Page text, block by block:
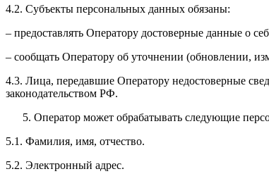
4.2. Субъекты персональных данных обязаны:
– предоставлять Оператору достоверные данные о
– сообщать Оператору об уточнении (обновлении,
4.3. Лица, передавшие Оператору недостоверные
законодательством РФ.
Оператор может обрабатывать следующие
5.1. Фамилия, имя, отчество.
5.2. Электронный адрес.